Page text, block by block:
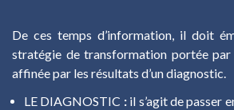
De ces temps d’information, il doit
stratégie de transformation portée par
affinée par les résultats d’un diagnostic.
LE DIAGNOSTIC : il s’agit de passer